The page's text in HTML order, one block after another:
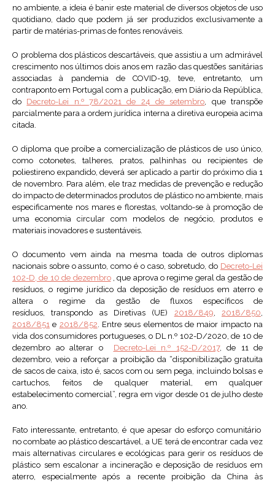
no ambiente, a ideia é banir este material de diversos objetos de uso
quotidiano, dado que podem já ser produzidos exclusivamente a
partir de matérias-primas de fontes renováveis.
O problema dos plásticos descartáveis, que assistiu a um admirável
crescimento nos últimos dois anos em razão das questões sanitárias
associadas à pandemia de COVID-19, teve, entretanto, um
contraponto em Portugal com a publicação, em Diário da República,
do Decreto-Lei n.º 78/2021 de 24 de setembro, que transpõe
parcialmente para a ordem jurídica interna a diretiva europeia acima
citada.
O diploma que proíbe a comercialização de plásticos de uso único,
como cotonetes, talheres, pratos, palhinhas ou recipientes de
poliestireno expandido, deverá ser aplicado a partir do próximo dia 1
de novembro. Para além, ele traz medidas de prevenção e redução
do impacto de determinados produtos de plástico no ambiente, mais
especificamente nos mares e florestas, voltando-se à promoção de
uma economia circular com modelos de negócio, produtos e
materiais inovadores e sustentáveis.
O documento vem ainda na mesma toada de outros diplomas
nacionais sobre o assunto, como é o caso, sobretudo, do Decreto-Lei
102-D, de 10 de dezembro, que aprova o regime geral da gestão de
resíduos, o regime jurídico da deposição de resíduos em aterro e
altera o regime da gestão de fluxos específicos de
resíduos, transpondo as Diretivas (UE) 2018/849,2018/850,
2018/851 e 2018/852. Entre seus elementos de maior impacto na
vida dos consumidores portugueses, o DL n.º 102-D/2020, de 10 de
dezembro ao alterar o Decreto-Lei n.º 152-D/2017, de 11 de
dezembro, veio a reforçar a proibição da “disponibilização gratuita
de sacos de caixa, isto é, sacos com ou sem pega, incluindo bolsas e
cartuchos, feitos de qualquer material, em qualquer
estabelecimento comercial”, regra em vigor desde 01 de julho deste
ano.
Fato interessante, entretanto, é que apesar do esforço comunitário
no combate ao plástico descartável, a UE terá de encontrar cada vez
mais alternativas circulares e ecológicas para gerir os resíduos de
plástico sem escalonar a incineração e deposição de resíduos em
aterro, especialmente após a recente proibição da China às